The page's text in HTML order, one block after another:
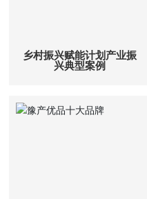
乡村振兴赋能计划产业振
兴典型案例